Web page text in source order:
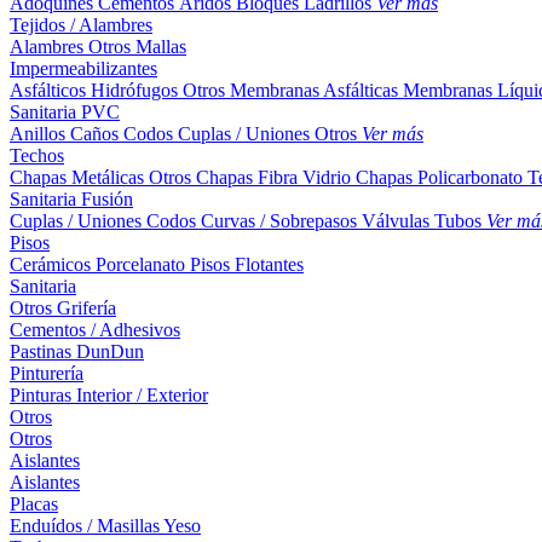
Tejidos / Alambres
Alambres Otros Mallas
Impermeabilizantes
Asfálticos Hidrófugos Otros Membranas Asfálticas Membranas
Sanitaria PVC
Anillos Caños Codos Cuplas / Uniones Otros Ver más
Techos
Chapas Metálicas Otros Chapas Fibra Vidrio Chapas Policarbonato
Sanitaria Fusión
Cuplas / Uniones Codos Curvas / Sobrepasos Válvulas Tubos Ver
Pisos
Cerámicos Porcelanato Pisos Flotantes
Sanitaria
Otros Grifería
Cementos / Adhesivos
Pastinas DunDun
Pinturería
Pinturas Interior / Exterior
Otros
Otros
Aislantes
Aislantes
Placas
Enduídos / MasillasYeso